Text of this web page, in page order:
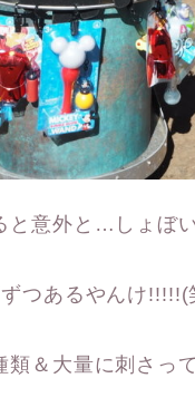
と意外と…しょぼ
つあるやんけ!!!!!(
類＆大量に刺さ